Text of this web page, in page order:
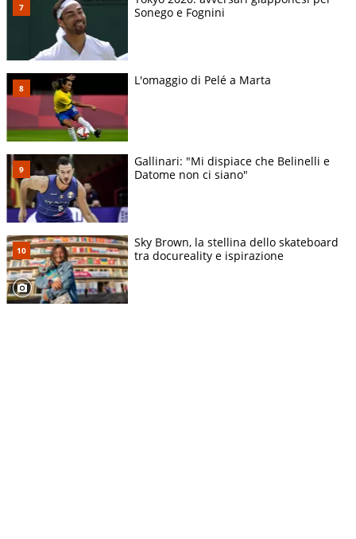
Sonego e Fognini
L'omaggio di Pelé a Marta
Gallinari: "Mi dispiace che Belinelli e
Datome non ci siano"
Sky Brown, la stellina dello skateboard
tra docureality e ispirazione